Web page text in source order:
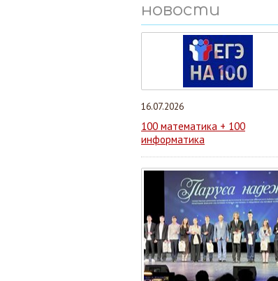
новости
16.07.2026
100 математика + 100
информатика